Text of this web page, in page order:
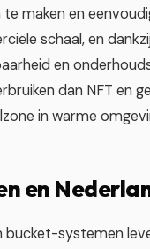
maken en
schaal, en
en
dan NFT en
in warme
en
bucket-systemen